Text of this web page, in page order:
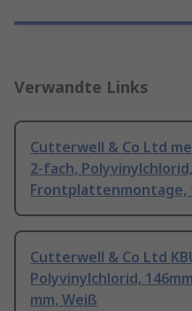
Verwandte Links
Cutterwell & Co Ltd
2-fach,
Frontplattenmontage,
Cutterwell & Co Ltd
Polyvinylchlorid,
mm, Weiß